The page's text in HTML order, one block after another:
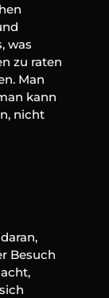
was
zu raten
Man
kann
nicht
Besuch